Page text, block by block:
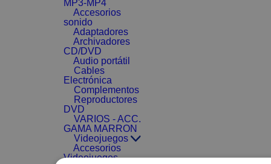
MP3-MP4
Accesorios
sonido
Adaptadores
Archivadores
CD/DVD
Audio portátil
Cables
Electrónica
Complementos
Reproductores
DVD
VARIOS - ACC.
GAMA MARRON
Videojuegos
Accesorios
Videojuegos